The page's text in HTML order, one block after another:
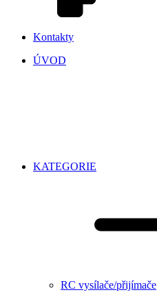
Kontakty
ÚVOD
KATEGORIE
RC vysílače/přijímače